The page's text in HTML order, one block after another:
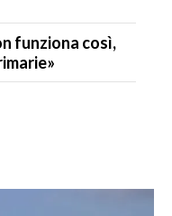
funziona così,